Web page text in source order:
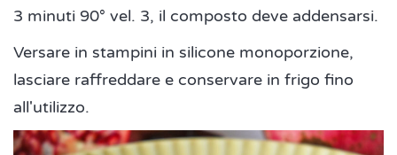
3 minuti 90° vel. 3, il composto deve addensarsi.
Versare in stampini in silicone monoporzione,
lasciare raffreddare e conservare in frigo fino
all'utilizzo.